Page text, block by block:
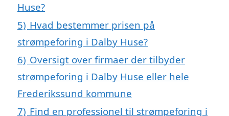
Huse?
5) Hvad bestemmer prisen på
strømpeforing i Dalby Huse?
6) Oversigt over firmaer der tilbyder
strømpeforing i Dalby Huse eller hele
Frederikssund kommune
7) Find en professionel til strømpeforing i